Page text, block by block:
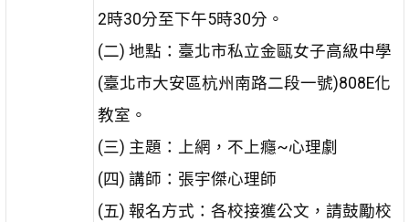
2時30分至下午5時30分。
(二) 地點：臺北市私立金甌女子高級中學
(臺北市大安區杭州南路二段一號)808E化
教室。
(三) 主題：上網，不上癮~心理劇
(四) 講師：張宇傑心理師
(五) 報名方式：各校接獲公文，請鼓勵校